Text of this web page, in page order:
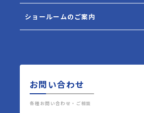
ショールームのご案内
お問い合わせ
各種お問い合わせ・ご相談